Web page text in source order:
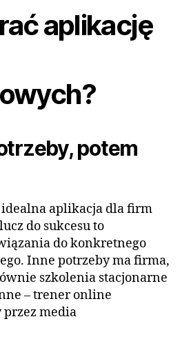
aplikację
potem
aplikacja dla firm
do sukcesu to
do konkretnego
Inne potrzeby ma firma,
szkolenia stacjonarne
– trener online
przez media